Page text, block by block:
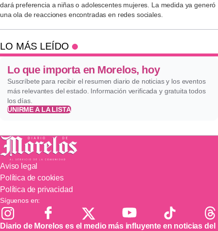
dará preferencia a niñas o adolescentes mujeres. La medida ya generó
una ola de reacciones encontradas en redes sociales.
LO MÁS LEÍDO
Lo que importa en Morelos, hoy
Suscríbete para recibir el resumen diario de noticias y los eventos
más relevantes del estado. Información verificada y gratuita todos
los días.
UNIRME A LA LISTA
Aviso legal
Política de cookies
Política de privacidad
Síguenos en:
Diario de Morelos es el medio más influyente en noticias del